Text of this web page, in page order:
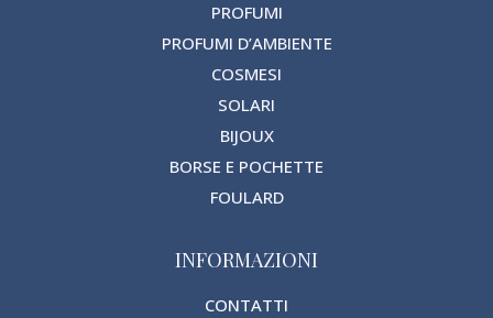
PROFUMI
PROFUMI D’AMBIENTE
COSMESI
SOLARI
BIJOUX
BORSE E POCHETTE
FOULARD
INFORMAZIONI
CONTATTI